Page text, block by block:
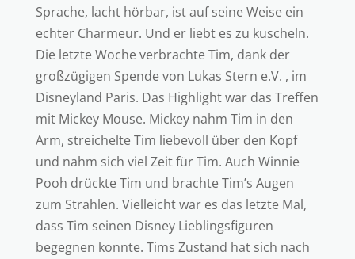
Sprache, lacht hörbar, ist auf seine Weise ein
echter Charmeur. Und er liebt es zu kuscheln.
Die letzte Woche verbrachte Tim, dank der
großzügigen Spende von Lukas Stern e.V. , im
Disneyland Paris. Das Highlight war das Treffen
mit Mickey Mouse. Mickey nahm Tim in den
Arm, streichelte Tim liebevoll über den Kopf
und nahm sich viel Zeit für Tim. Auch Winnie
Pooh drückte Tim und brachte Tim’s Augen
zum Strahlen. Vielleicht war es das letzte Mal,
dass Tim seinen Disney Lieblingsfiguren
begegnen konnte. Tims Zustand hat sich nach